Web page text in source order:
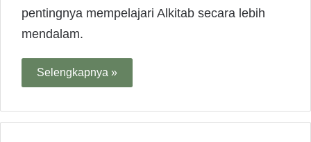
pentingnya mempelajari Alkitab secara lebih
mendalam.
Selengkapnya »